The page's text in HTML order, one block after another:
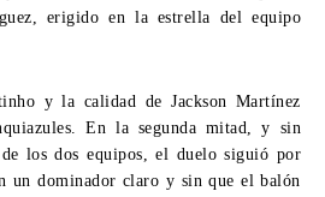
erigido en la estrella del equipo
y la calidad de Jackson Martínez
En la segunda mitad, y sin
los dos equipos, el duelo siguió por
un dominador claro y sin que el balón